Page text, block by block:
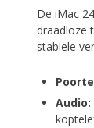
De iMac
draadloze
stabiele
Audio: